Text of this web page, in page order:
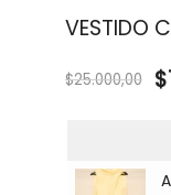
VESTIDO
$25.000,00 $